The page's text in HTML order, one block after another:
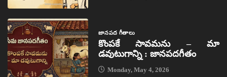
జానపద గీతాలు
కొంపకే సావమను – మా
డవుటుగాన్ని : జానపదగీతం
Monday, May 4, 2026